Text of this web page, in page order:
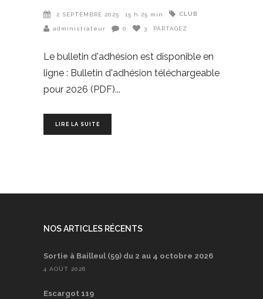
2 SEPTEMBRE 2025 15 h 25 min CLUB
administrateur 0 3 PARTAGEZ
Le bulletin d'adhésion est disponible en
ligne : Bulletin d'adhésion téléchargeable
pour 2026 (PDF)
LIRE LA SUITE
NOS ARTICLES RÉCENTS
Sortie à Bailleul (59) du 2 au 4 octobre 2026
4 AOÛT 2026
Escargot 119